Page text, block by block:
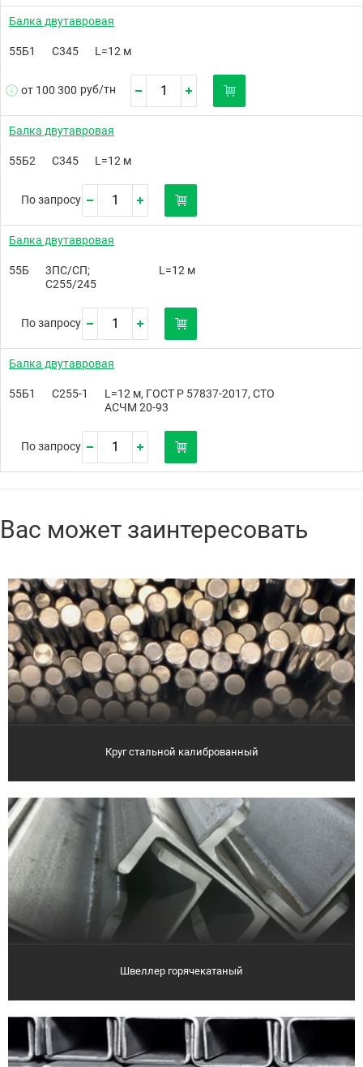
Балка двутавровая
55Б1 С345 L=12 м
от 100 300 руб/тн
Балка двутавровая
55Б2 С345 L=12 м
По запросу
Балка двутавровая
55Б
3ПС/СП;
С255/245
L=12 м
По запросу
Балка двутавровая
55Б1 С255-1
L=12 м, ГОСТ Р 57837-2017, СТО
АСЧМ 20-93
По запросу
Вас может заинтересовать
Круг стальной калиброванный
Швеллер горячекатаный